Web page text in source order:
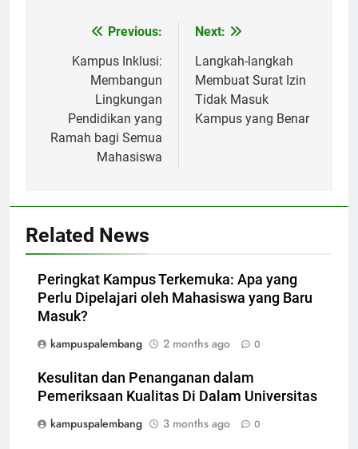
navigation
Previous:
Kampus Inklusi:
Membangun
Lingkungan
Pendidikan yang
Ramah bagi Semua
Mahasiswa
Next:
Langkah-langkah
Membuat Surat Izin
Tidak Masuk
Kampus yang Benar
Related News
Peringkat Kampus Terkemuka: Apa yang
Perlu Dipelajari oleh Mahasiswa yang Baru
Masuk?
kampuspalembang
2 months ago 0
Kesulitan dan Penanganan dalam
Pemeriksaan Kualitas Di Dalam Universitas
kampuspalembang
3 months ago 0